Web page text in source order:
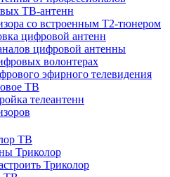
ТВ-антенн
со встроенным T2-тюнером
цифровой антенн
цифровой антенны
волонтерах
эфирного телевидения
ТВ
телеантенн
ТВ
Триколор
Триколор